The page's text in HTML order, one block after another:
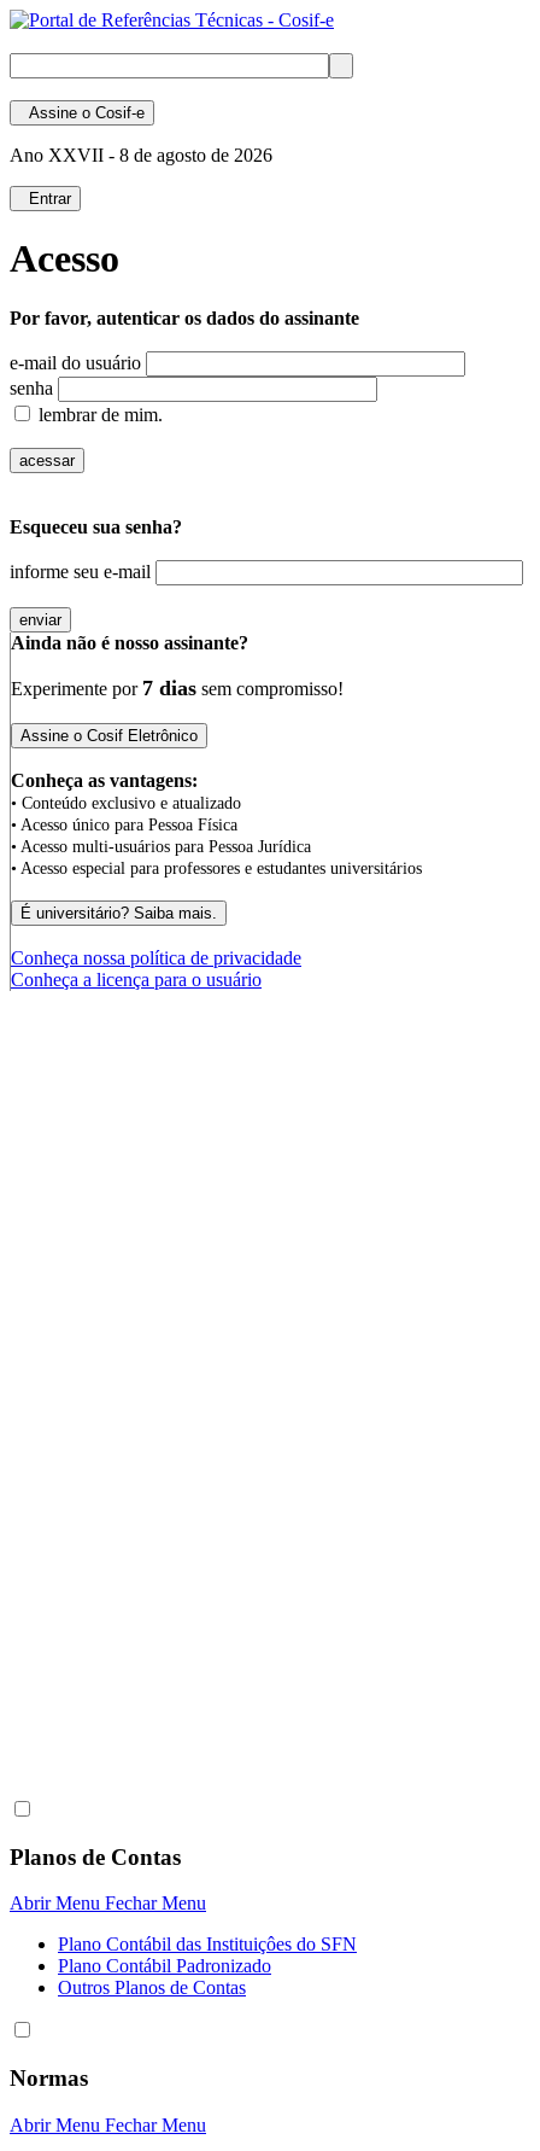
Assine o Cosif-e
Ano XXVII - 8 de agosto de 2026
Entrar
Acesso
Por favor, autenticar os dados do assinante
e-mail do usuário
senha
lembrar de mim.
Esqueceu sua senha?
informe seu e-mail
Ainda não é nosso assinante?
Experimente por 7 dias sem compromisso!
Conheça as vantagens:
• Conteúdo exclusivo e atualizado
• Acesso único para Pessoa Física
• Acesso multi-usuários para Pessoa Jurídica
• Acesso especial para professores e estudantes universitários
Conheça nossa política de privacidade
Conheça a licença para o usuário
Planos de Contas
Abrir Menu Fechar Menu
Plano Contábil das Instituiçôes do SFN
Plano Contábil Padronizado
Outros Planos de Contas
Normas
Abrir Menu Fechar Menu